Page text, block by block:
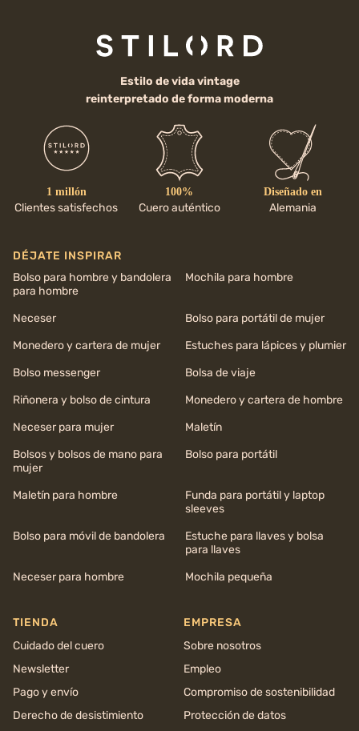
Estilo de vida vintage
reinterpretado de forma moderna
1 millón
Clientes satisfechos
100%
Cuero auténtico
Diseñado en
Alemania
DÉJATE INSPIRAR
Bolso para hombre y bandolera
para hombre
Mochila para hombre
Neceser
Bolso para portátil de mujer
Monedero y cartera de mujer
Estuches para lápices y plumier
Bolso messenger
Bolsa de viaje
Riñonera y bolso de cintura
Monedero y cartera de hombre
Neceser para mujer
Maletín
Bolsos y bolsos de mano para
mujer
Bolso para portátil
Maletín para hombre
Funda para portátil y laptop
sleeves
Bolso para móvil de bandolera
Estuche para llaves y bolsa
para llaves
Neceser para hombre
Mochila pequeña
TIENDA
Cuidado del cuero
Newsletter
Pago y envío
Derecho de desistimiento
EMPRESA
Sobre nosotros
Empleo
Compromiso de sostenibilidad
Protección de datos